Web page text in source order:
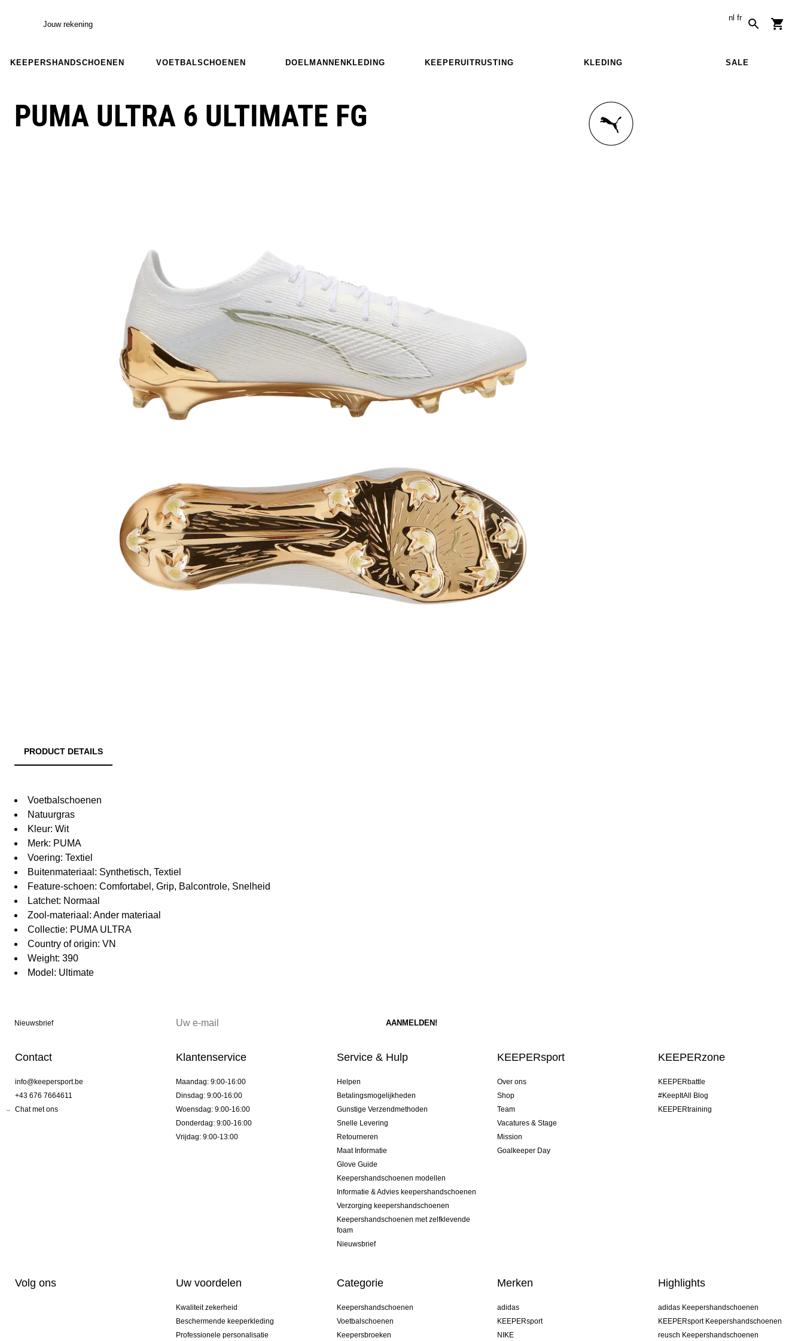
Jouw rekening
nl fr
KEEPERSHANDSCHOENEN VOETBALSCHOENEN DOELMANNENKLEDING KEEPERUITRUSTING KLEDING SALE
PUMA ULTRA 6 ULTIMATE FG
PRODUCT DETAILS
Voetbalschoenen
Natuurgras
Kleur: Wit
Merk: PUMA
Voering: Textiel
Buitenmateriaal: Synthetisch, Textiel
Feature-schoen: Comfortabel, Grip, Balcontrole, Snelheid
Latchet: Normaal
Zool-materiaal: Ander materiaal
Collectie: PUMA ULTRA
Country of origin: VN
Weight: 390
Model: Ultimate
Nieuwsbrief
Contact
info@keepersport.be
+43 676 7664611
Chat met ons
Klantenservice
Maandag: 9:00-16:00
Dinsdag: 9:00-16:00
Woensdag: 9:00-16:00
Donderdag: 9:00-16:00
Vrijdag: 9:00-13:00
Service & Hulp
Helpen
Betalingsmogelijkheden
Gunstige Verzendmethoden
Snelle Levering
Retourneren
Maat Informatie
Glove Guide
Keepershandschoenen modellen
Informatie & Advies keepershandschoenen
Verzorging keepershandschoenen
Keepershandschoenen met zelfklevende
foam
Nieuwsbrief
KEEPERsport
Over ons
Shop
Team
Vacatures & Stage
Mission
Goalkeeper Day
KEEPERzone
KEEPERbattle
#KeepItAll Blog
KEEPERtraining
Volg ons Uw voordelen
Kwaliteit zekerheid
Beschermende keeperkleding
Professionele personalisatie
Categorie
Keepershandschoenen
Voetbalschoenen
Keepersbroeken
Merken
adidas
KEEPERsport
NIKE
Highlights
adidas Keepershandschoenen
KEEPERsport Keepershandschoenen
reusch Keepershandschoenen